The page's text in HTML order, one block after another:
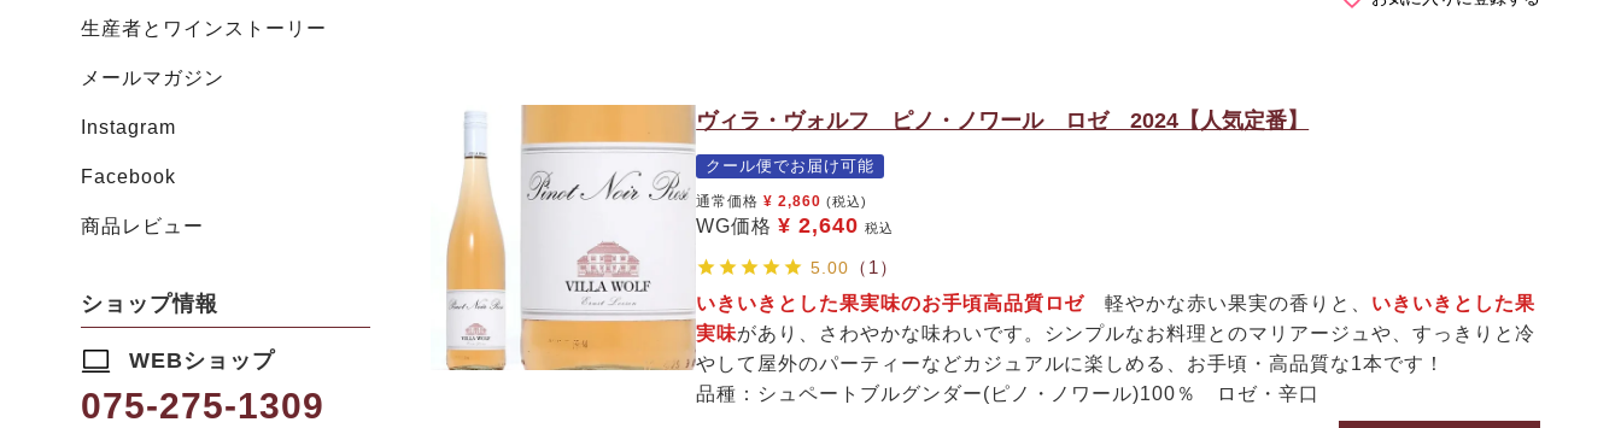
生産者とワインストーリー
メールマガジン
Instagram
Facebook
商品レビュー
ショップ情報
WEBショップ
075-275-1309
ヴィラ・ヴォルフ ピノ・ノワール ロゼ 2024【人気定番】
クール便でお届け可能
通常価格 ¥ 2,860 (税込)
WG価格 ¥ 2,640 税込
5.00 （1）
いきいきとした果実味のお手頃高品質ロゼ 軽やかな赤い果実の香りと、 いきいきとした果
実味があり、さわやかな味わいです。シンプルなお料理とのマリアージュや、すっきりと冷
やして屋外のパーティーなどカジュアルに楽しめる、お手頃・高品質な1本です！
品種：シュペートブルグンダー(ピノ・ノワール)100％ ロゼ・辛口